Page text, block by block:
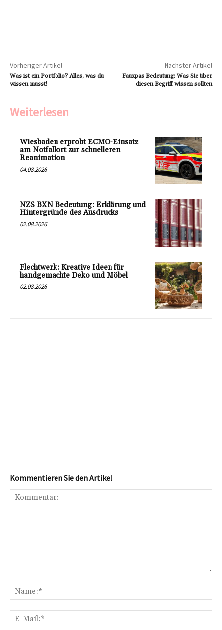
Vorheriger Artikel
Was ist ein Portfolio? Alles, was du
wissen musst!
Nächster Artikel
Fauxpas Bedeutung: Was Sie über
diesen Begriff wissen sollten
Weiterlesen
Wiesbaden erprobt ECMO-Einsatz
am Notfallort zur schnelleren
Reanimation
04.08.2026
NZS BXN Bedeutung: Erklärung und
Hintergründe des Ausdrucks
02.08.2026
Flechtwerk: Kreative Ideen für
handgemachte Deko und Möbel
02.08.2026
Kommentieren Sie den Artikel